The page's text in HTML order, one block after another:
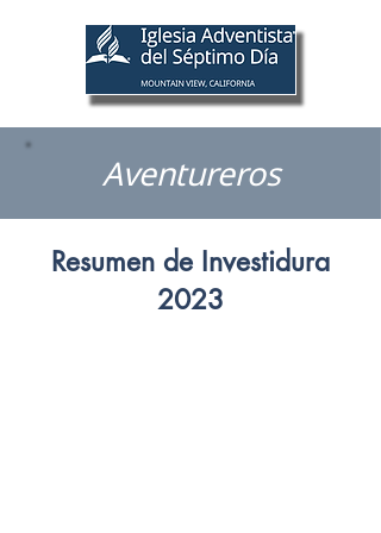
Aventureros
Resumen de Investidura
2023